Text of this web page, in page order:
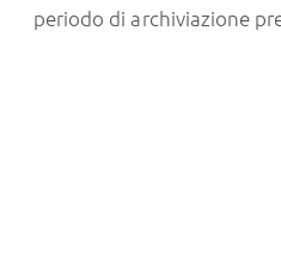
periodo di archiviazione